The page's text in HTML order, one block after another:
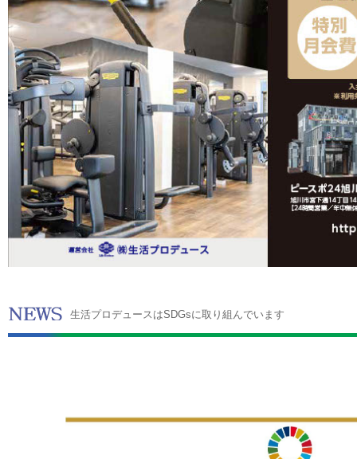
生活プロデュースはSDGsに取り組んでいます